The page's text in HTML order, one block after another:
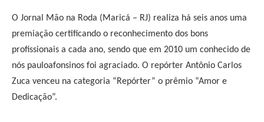
O Jornal Mão na Roda (Maricá – RJ) realiza há seis anos uma
premiação certificando o reconhecimento dos bons
profissionais a cada ano, sendo que em 2010 um conhecido de
nós pauloafonsinos foi agraciado. O repórter Antônio Carlos
Zuca venceu na categoria “Repórter” o prêmio “Amor e
Dedicação”.